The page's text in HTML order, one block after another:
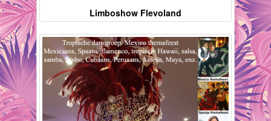
Limboshow Flevoland